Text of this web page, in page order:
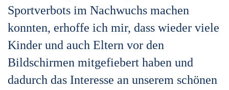
Sportverbots im Nachwuchs machen
konnten, erhoffe ich mir, dass wieder viele
Kinder und auch Eltern vor den
Bildschirmen mitgefiebert haben und
dadurch das Interesse an unserem schönen